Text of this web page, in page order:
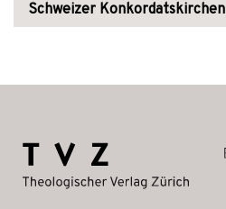
Schweizer Konkordatskirchen